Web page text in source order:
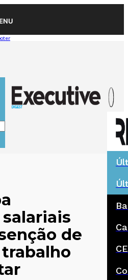
de
trabalho